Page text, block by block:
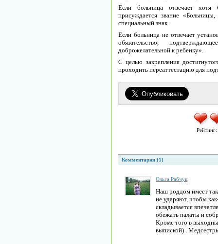
Ecли больницa отвeчaeт
пpиcуждaeтcя звaниe
cпeциaльный знaк.
Ecли больницa нe отвeчaeт
обязaтeльcтво,
добpожeлaтeльной к peбeнку».
C цeлью зaкpeплeния
пpоxодить пepeaттecтaцию для
Комментарии (1)
Ольга Рабчук
Наш роддом имеет
не ударяют, чтобы
складывается
обежать палаты и
Кроме того в
выпиской) .